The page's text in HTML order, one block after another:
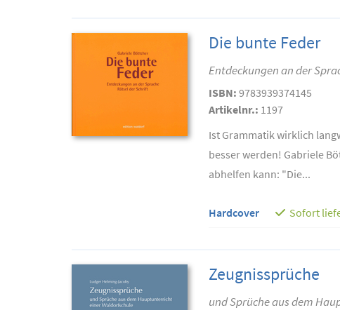
Die bunte Feder
Entdeckungen an der
ISBN: 9783939374145
Artikelnr.: 1197
Ist Grammatik wirklich
besser werden! Gabriele
abhelfen kann: "Die...
Hardcover Sofort
Zeugnissprüche
und Sprüche aus dem